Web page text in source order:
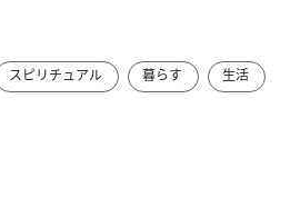
スピリチュアル 暮らす 生活